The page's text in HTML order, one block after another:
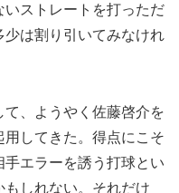
いストレートを打っただ
は割り引いてみなけれ
、ようやく佐藤啓介を
してきた。得点にこそ
エラーを誘う打球とい
もしれない。それだけ